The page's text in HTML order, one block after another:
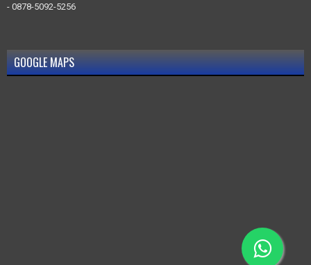
- 0878-5092-5256
GOOGLE MAPS